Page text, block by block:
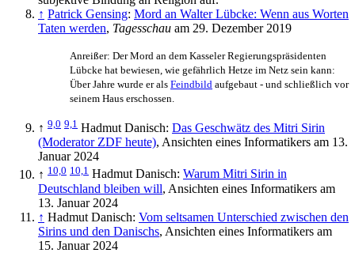
↑ Patrick Gensing: Mord an Walter Lübcke: Wenn aus Worten
Taten werden, Tagesschau am 29. Dezember 2019
Anreißer: Der Mord an dem Kasseler Regierungspräsidenten
Lübcke hat bewiesen, wie gefährlich Hetze im Netz sein kann:
Über Jahre wurde er als Feindbild aufgebaut - und schließlich vor
seinem Haus erschossen.
↑ 9,0 9,1 Hadmut Danisch: Das Geschwätz des Mitri Sirin
(Moderator ZDF heute), Ansichten eines Informatikers am 13.
Januar 2024
↑ 10,0 10,1 Hadmut Danisch: Warum Mitri Sirin in
Deutschland bleiben will, Ansichten eines Informatikers am
13. Januar 2024
↑ Hadmut Danisch: Vom seltsamen Unterschied zwischen den
Sirins und den Danischs, Ansichten eines Informatikers am
15. Januar 2024